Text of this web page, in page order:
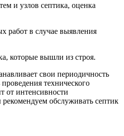
и узлов септика, оценка
работ в случае выявления
которые вышли из строя.
свои периодичность
технического
от интенсивности
обслуживать септик